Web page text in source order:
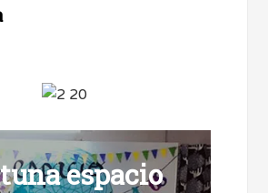
espacio